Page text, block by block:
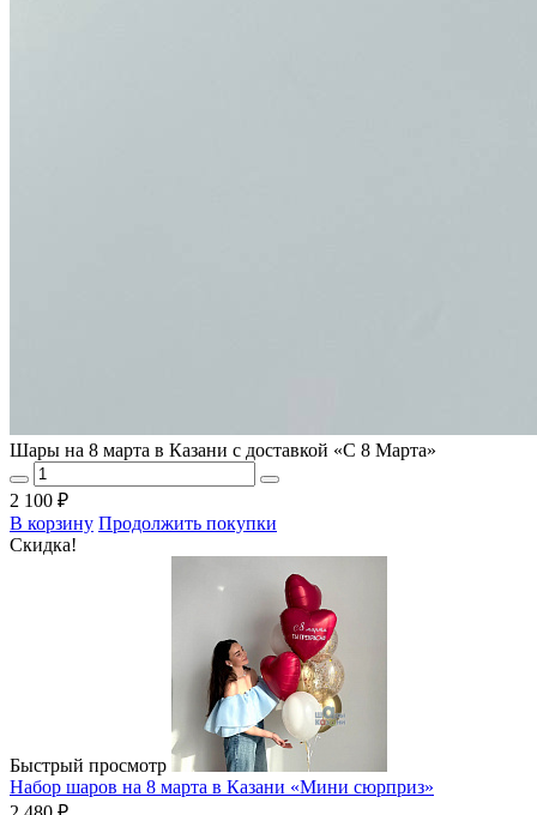
Шары на 8 марта в Казани с доставкой «С 8 Марта»
2 100 ₽
В корзину Продолжить покупки
Скидка!
Быстрый просмотр
Набор шаров на 8 марта в Казани «Мини сюрприз»